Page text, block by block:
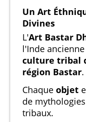
Un Art
Divines
L'Art Bastar
l'Inde
culture tribal
région Bastar.
Chaque objet
de
tribaux.